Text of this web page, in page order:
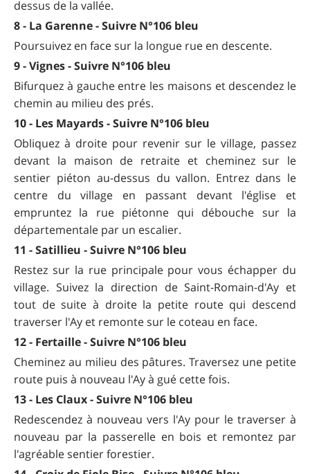
dessus de la vallée.
8 - La Garenne - Suivre N°106 bleu
Poursuivez en face sur la longue rue en descente.
9 - Vignes - Suivre N°106 bleu
Bifurquez à gauche entre les maisons et descendez le
chemin au milieu des prés.
10 - Les Mayards - Suivre N°106 bleu
Obliquez à droite pour revenir sur le village, passez
devant la maison de retraite et cheminez sur le
sentier piéton au-dessus du vallon. Entrez dans le
centre du village en passant devant l'église et
empruntez la rue piétonne qui débouche sur la
départementale par un escalier.
11 - Satillieu - Suivre N°106 bleu
Restez sur la rue principale pour vous échapper du
village. Suivez la direction de Saint-Romain-d'Ay et
tout de suite à droite la petite route qui descend
traverser l'Ay et remonte sur le coteau en face.
12 - Fertaille - Suivre N°106 bleu
Cheminez au milieu des pâtures. Traversez une petite
route puis à nouveau l'Ay à gué cette fois.
13 - Les Claux - Suivre N°106 bleu
Redescendez à nouveau vers l'Ay pour le traverser à
nouveau par la passerelle en bois et remontez par
l'agréable sentier forestier.